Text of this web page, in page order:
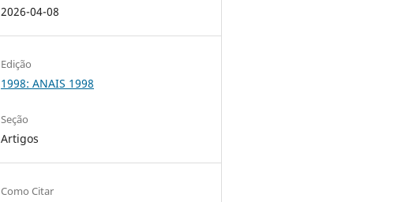
2026-04-08
Edição
1998: ANAIS 1998
Seção
Artigos
Como Citar